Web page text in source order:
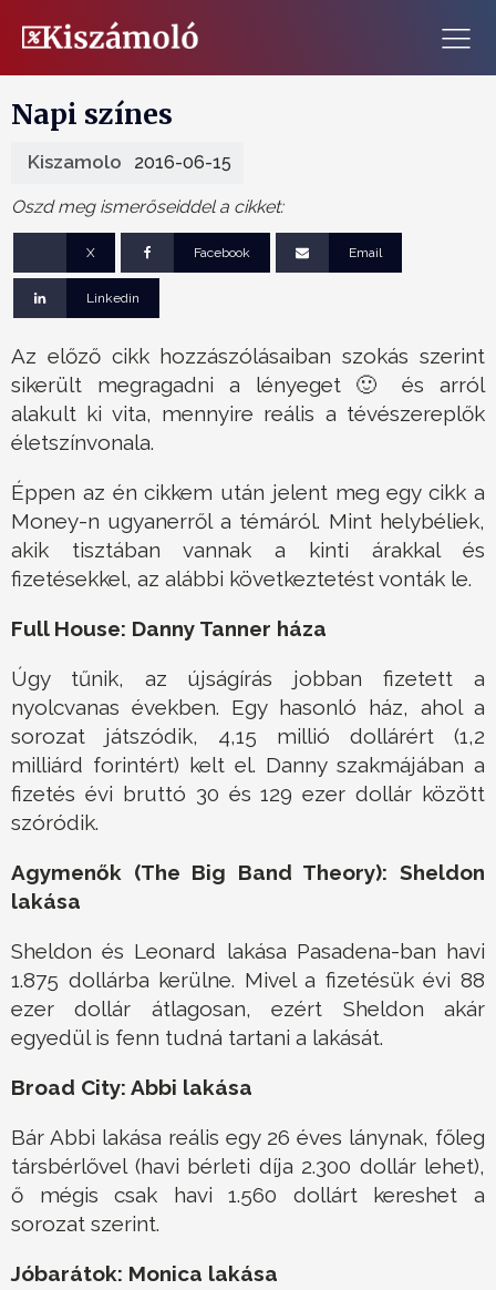
Napi színes
Kiszamolo 2016-06-15
Oszd meg ismerőseiddel a cikket:
X Facebook Email
Linkedin
Az előző cikk hozzászólásaiban szokás szerint
sikerült megragadni a lényeget 🙂 és arról
alakult ki vita, mennyire reális a tévészereplők
életszínvonala.
Éppen az én cikkem után jelent meg egy cikk a
Money-n ugyanerről a témáról. Mint helybéliek,
akik tisztában vannak a kinti árakkal és
fizetésekkel, az alábbi következtetést vonták le.
Full House: Danny Tanner háza
Úgy tűnik, az újságírás jobban fizetett a
nyolcvanas években. Egy hasonló ház, ahol a
sorozat játszódik, 4,15 millió dollárért (1,2
milliárd forintért) kelt el. Danny szakmájában a
fizetés évi bruttó 30 és 129 ezer dollár között
szóródik.
Agymenők (The Big Band Theory): Sheldon
lakása
Sheldon és Leonard lakása Pasadena-ban havi
1.875 dollárba kerülne. Mivel a fizetésük évi 88
ezer dollár átlagosan, ezért Sheldon akár
egyedül is fenn tudná tartani a lakását.
Broad City: Abbi lakása
Bár Abbi lakása reális egy 26 éves lánynak, főleg
társbérlővel (havi bérleti díja 2.300 dollár lehet),
ő mégis csak havi 1.560 dollárt kereshet a
sorozat szerint.
Jóbarátok: Monica lakása